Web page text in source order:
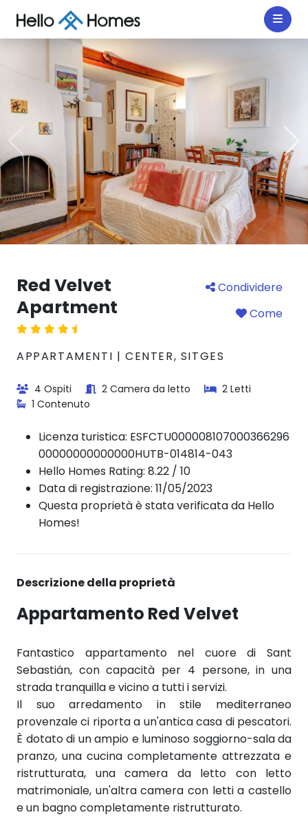
Red Velvet
Apartment
Condividere
Come
APPARTAMENTI | CENTER, SITGES
4 Ospiti 2 Camera da letto
2 Letti
1 Contenuto
Licenza turistica: ESFCTU000008107000366296
00000000000000HUTB-014814-043
Hello Homes Rating: 8.22 / 10
Data di registrazione: 11/05/2023
Questa proprietà è stata verificata da Hello
Homes!
Descrizione della proprietà
Appartamento Red Velvet
Fantastico appartamento nel cuore di Sant
Sebastián, con capacità per 4 persone, in una
strada tranquilla e vicino a tutti i servizi.
Il suo arredamento in stile mediterraneo
provenzale ci riporta a un'antica casa di pescatori.
È dotato di un ampio e luminoso soggiorno-sala da
pranzo, una cucina completamente attrezzata e
ristrutturata, una camera da letto con letto
matrimoniale, un'altra camera con letti a castello
e un bagno completamente ristrutturato.